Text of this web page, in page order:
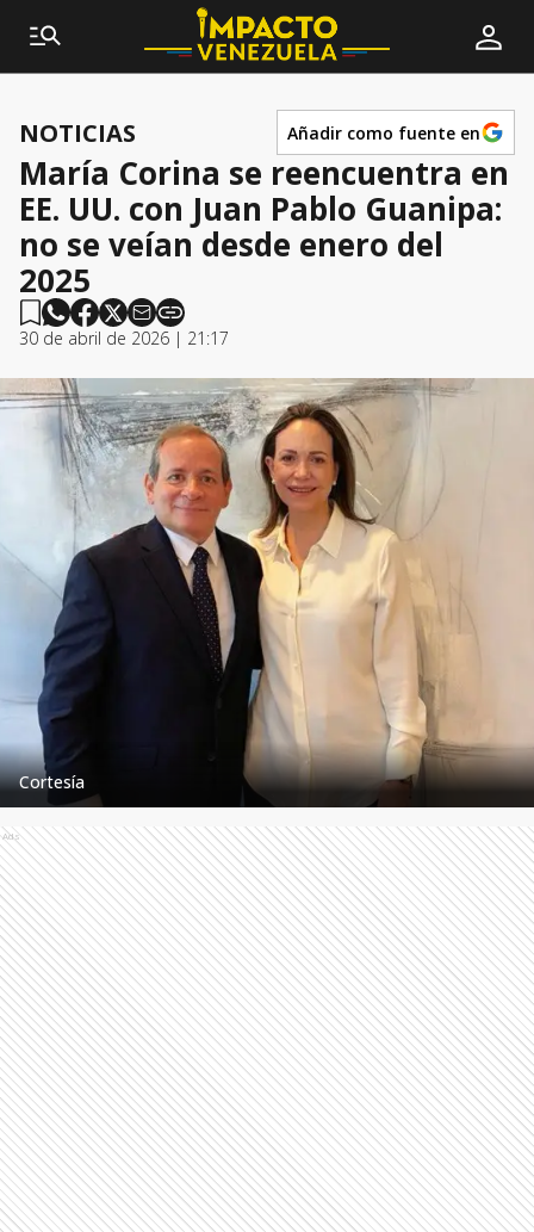
NOTICIAS Añadir como fuente en
María Corina se reencuentra en
EE. UU. con Juan Pablo Guanipa:
no se veían desde enero del
2025
30 de abril de 2026 | 21:17
Cortesía
Ads